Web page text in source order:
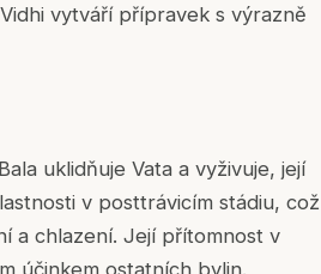
vytváří přípravek s výrazně
uklidňuje Vata a vyživuje, její
v posttrávicím stádiu, což
a chlazení. Její přítomnost v
účinkem ostatních bylin.